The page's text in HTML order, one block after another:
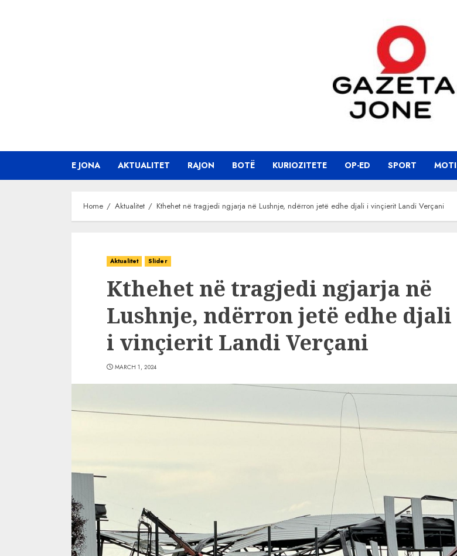
E JONA AKTUALITET RAJON BOTË KURIOZITETE OP-ED SPORT MOTI
Home Aktualitet Kthehet në tragjedi ngjarja në Lushnje, ndërron jetë edhe djali i vinçierit Landi Verçani
Aktualitet Slider
Kthehet në tragjedi ngjarja në
Lushnje, ndërron jetë edhe djali
i vinçierit Landi Verçani
MARCH 1, 2024